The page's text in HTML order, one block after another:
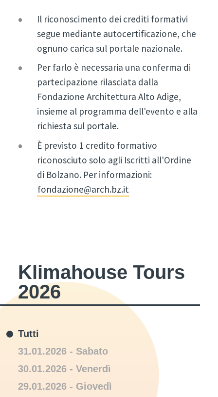
Il riconoscimento dei crediti formativi
segue mediante autocertificazione, che
ognuno carica sul portale nazionale.
Per farlo è necessaria una conferma di
partecipazione rilasciata dalla
Fondazione Architettura Alto Adige,
insieme al programma dell'evento e alla
richiesta sul portale.
È previsto 1 credito formativo
riconosciuto solo agli Iscritti all'Ordine
di Bolzano. Per informazioni:
fondazione@arch.bz.it
Klimahouse Tours
2026
Tutti
31.01.2026 - Sabato
30.01.2026 - Venerdì
29.01.2026 - Giovedì